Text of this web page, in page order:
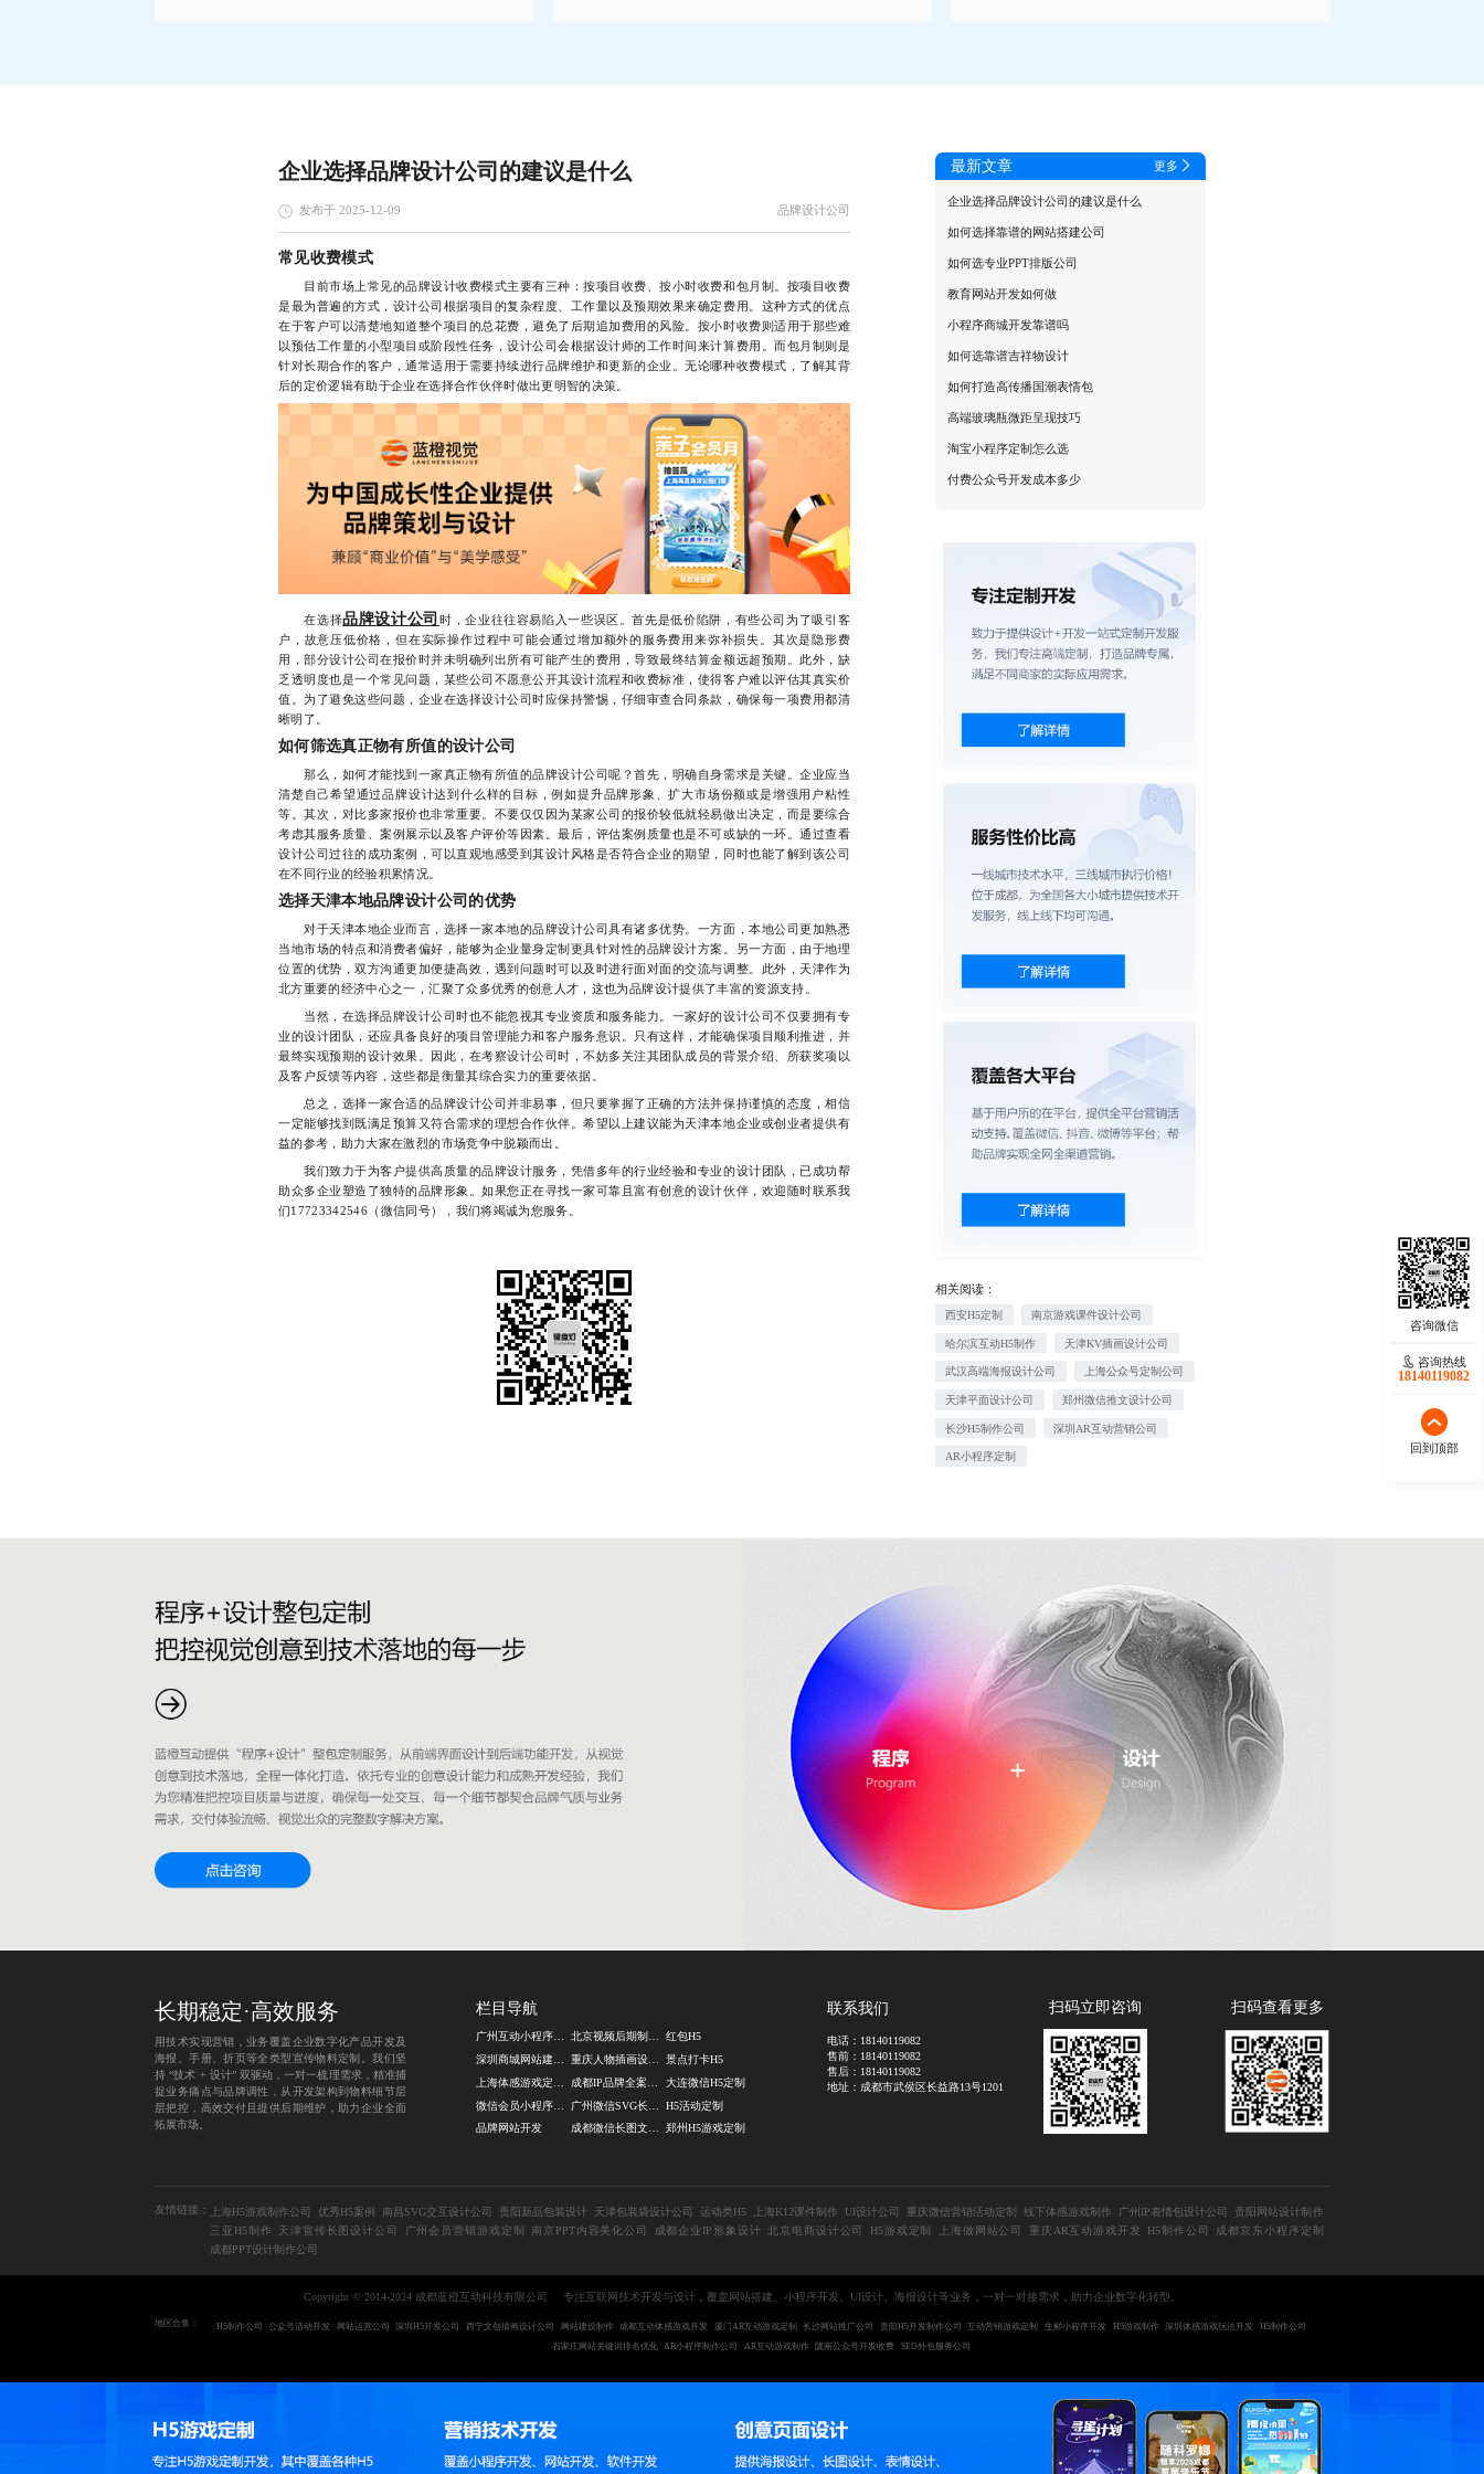
企业选择品牌设计公司的建议是什么
发布于 2025-12-09 品牌设计公司
常见收费模式
目前市场上常见的品牌设计收费模式主要有三种：按项目收费、按小时收费和包月制。按项目收费
是最为普遍的方式，设计公司根据项目的复杂程度、工作量以及预期效果来确定费用。这种方式的优点
在于客户可以清楚地知道整个项目的总花费，避免了后期追加费用的风险。按小时收费则适用于那些难
以预估工作量的小型项目或阶段性任务，设计公司会根据设计师的工作时间来计算费用。而包月制则是
针对长期合作的客户，通常适用于需要持续进行品牌维护和更新的企业。无论哪种收费模式，了解其背
后的定价逻辑有助于企业在选择合作伙伴时做出更明智的决策。
在选择品牌设计公司 时，企业往往容易陷入一些误区。首先是低价陷阱，有些公司为了吸引客
户，故意压低价格，但在实际操作过程中可能会通过增加额外的服务费用来弥补损失。其次是隐形费
用，部分设计公司在报价时并未明确列出所有可能产生的费用，导致最终结算金额远超预期。此外，缺
乏透明度也是一个常见问题，某些公司不愿意公开其设计流程和收费标准，使得客户难以评估其真实价
值。为了避免这些问题，企业在选择设计公司时应保持警惕，仔细审查合同条款，确保每一项费用都清
晰明了。
如何筛选真正物有所值的设计公司
那么，如何才能找到一家真正物有所值的品牌设计公司呢？首先，明确自身需求是关键。企业应当
清楚自己希望通过品牌设计达到什么样的目标，例如提升品牌形象、扩大市场份额或是增强用户粘性
等。其次，对比多家报价也非常重要。不要仅仅因为某家公司的报价较低就轻易做出决定，而是要综合
考虑其服务质量、案例展示以及客户评价等因素。最后，评估案例质量也是不可或缺的一环。通过查看
设计公司过往的成功案例，可以直观地感受到其设计风格是否符合企业的期望，同时也能了解到该公司
在不同行业的经验积累情况。
选择天津本地品牌设计公司的优势
对于天津本地企业而言，选择一家本地的品牌设计公司具有诸多优势。一方面，本地公司更加熟悉
当地市场的特点和消费者偏好，能够为企业量身定制更具针对性的品牌设计方案。另一方面，由于地理
位置的优势，双方沟通更加便捷高效，遇到问题时可以及时进行面对面的交流与调整。此外，天津作为
北方重要的经济中心之一，汇聚了众多优秀的创意人才，这也为品牌设计提供了丰富的资源支持。
当然，在选择品牌设计公司时也不能忽视其专业资质和服务能力。一家好的设计公司不仅要拥有专
业的设计团队，还应具备良好的项目管理能力和客户服务意识。只有这样，才能确保项目顺利推进，并
最终实现预期的设计效果。因此，在考察设计公司时，不妨多关注其团队成员的背景介绍、所获奖项以
及客户反馈等内容，这些都是衡量其综合实力的重要依据。
总之，选择一家合适的品牌设计公司并非易事，但只要掌握了正确的方法并保持谨慎的态度，相信
一定能够找到既满足预算又符合需求的理想合作伙伴。希望以上建议能为天津本地企业或创业者提供有
益的参考，助力大家在激烈的市场竞争中脱颖而出。
我们致力于为客户提供高质量的品牌设计服务，凭借多年的行业经验和专业的设计团队，已成功帮
助众多企业塑造了独特的品牌形象。如果您正在寻找一家可靠且富有创意的设计伙伴，欢迎随时联系我
们17723342546（微信同号），我们将竭诚为您服务。
最新文章 更多
企业选择品牌设计公司的建议是什么
如何选择靠谱的网站搭建公司
如何选专业PPT排版公司
教育网站开发如何做
小程序商城开发靠谱吗
如何选靠谱吉祥物设计
如何打造高传播国潮表情包
高端玻璃瓶微距呈现技巧
淘宝小程序定制怎么选
付费公众号开发成本多少
相关阅读：
西安H5定制 南京游戏课件设计公司
哈尔滨互动H5制作 天津KV插画设计公司
武汉高端海报设计公司 上海公众号定制公司
天津平面设计公司 郑州微信推文设计公司
长沙H5制作公司 深圳AR互动营销公司
AR小程序定制
咨询热线
18140119082
回到顶部
长期稳定·高效服务
用技术实现营销，业务覆盖企业数字化产品开发及
海报、手册、折页等全类型宣传物料定制。我们坚
持 “技术 + 设计” 双驱动，一对一梳理需求，精准捕
捉业务痛点与品牌调性，从开发架构到物料细节层
层把控，高效交付且提供后期维护，助力企业全面
拓展市场。
栏目导航
广州互动小程序开发
品牌网站开发
北京视频后期制作公司
重庆人物插画设计公司
成都IP品牌全案设计
成都微信长图文设计公司
红包H5
景点打卡H5
大连微信H5定制
H5活动定制
郑州H5游戏定制
联系我们
电话： 18140119082
售前： 18140119082
售后： 18140119082
地址：成都市武侯区长益路13号1201
扫码立即咨询 扫码查看更多
友情链接： 上海H5游戏制作公司 优秀H5案例 南昌SVG交互设计公司 贵阳新品包装设计 天津包装袋设计公司 运动类H5 上海K12课件制作 UI设计公司 重庆微信营销活动定制 线下体感游戏制作 广州IP表情包设计公司
贵阳网站设计制作
三亚H5制作
天津宣传长图设计公司 广州会员营销游戏定制 南京PPT内容美化公司 成都企业IP形象设计 北京电商设计公司 H5游戏定制 上海做网站公司 重庆AR互动游戏开发 H5制作公司
成都京东小程序定制
成都PPT设计制作公司
Copyright © 2014-2024 成都蓝橙互动科技有限公司 专注互联网技术开发与设计，覆盖网站搭建、小程序开发、UI设计、海报设计等业务，一对一对接需求，助力企业数字化转型。
地区合集： H5制作公司 公众号活动开发 网站运营公司 深圳H5开发公司 西宁文创插画设计公司 网站建设制作 成都互动体感游戏开发 厦门AR互动游戏定制 长沙网站推广公司 贵阳H5开发制作公司 互动营销游戏定制 生鲜小程序开发 H5游戏制作 深圳体感游戏玩法开发
H5制作公司
石家庄网站关键词排名优化
AR小程序制作公司 AR互动游戏制作 陇南公众号开发收费 SEO外包服务公司